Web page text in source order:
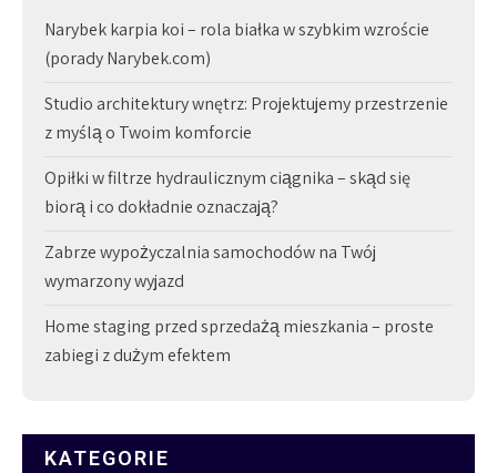
Narybek karpia koi – rola białka w szybkim wzroście
(porady Narybek.com)
Studio architektury wnętrz: Projektujemy przestrzenie
z myślą o Twoim komforcie
Opiłki w filtrze hydraulicznym ciągnika – skąd się
biorą i co dokładnie oznaczają?
Zabrze wypożyczalnia samochodów na Twój
wymarzony wyjazd
Home staging przed sprzedażą mieszkania – proste
zabiegi z dużym efektem
KATEGORIE